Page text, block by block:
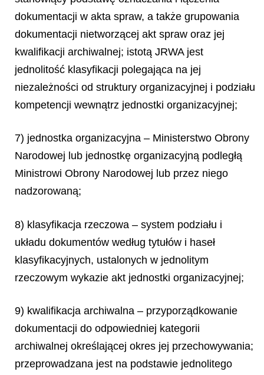
dokumentacji w akta spraw, a także grupowania
dokumentacji nietworzącej akt spraw oraz jej
kwalifikacji archiwalnej; istotą JRWA jest
jednolitość klasyfikacji polegająca na jej
niezależności od struktury organizacyjnej i podziału
kompetencji wewnątrz jednostki organizacyjnej;
7) jednostka organizacyjna – Ministerstwo Obrony
Narodowej lub jednostkę organizacyjną podległą
Ministrowi Obrony Narodowej lub przez niego
nadzorowaną;
8) klasyfikacja rzeczowa – system podziału i
układu dokumentów według tytułów i haseł
klasyfikacyjnych, ustalonych w jednolitym
rzeczowym wykazie akt jednostki organizacyjnej;
9) kwalifikacja archiwalna – przyporządkowanie
dokumentacji do odpowiedniej kategorii
archiwalnej określającej okres jej przechowywania;
przeprowadzana jest na podstawie jednolitego